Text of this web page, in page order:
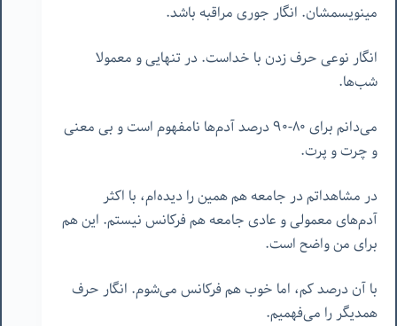
مینویسمشان. انگار جوری مراقبه باشد.
انگار نوعی حرف زدن با خداست. در تنهایی و معمولا
شب‌ها.
می‌دانم برای ٨٠-٩٠ درصد آدم‌ها نامفهوم است و بی معنی
و چرت و پرت.
در مشاهداتم در جامعه هم همین را دیده‌ام، با اکثر
آدم‌های معمولی و عادی جامعه هم فرکانس نیستم. این هم
برای من واضح است.
با آن درصد کم، اما خوب هم فرکانس می‌شوم. انگار حرف
همدیگر را می‌فهمیم.